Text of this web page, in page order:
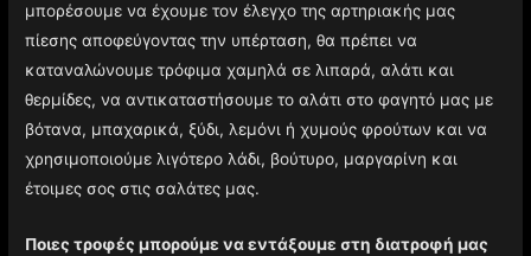
μπορέσουμε να έχουμε τον έλεγχο της αρτηριακής μας
πίεσης αποφεύγοντας την υπέρταση, θα πρέπει να
καταναλώνουμε τρόφιμα χαμηλά σε λιπαρά, αλάτι και
θερμίδες, να αντικαταστήσουμε το αλάτι στο φαγητό μας με
βότανα, μπαχαρικά, ξύδι, λεμόνι ή χυμούς φρούτων και να
χρησιμοποιούμε λιγότερο λάδι, βούτυρο, μαργαρίνη και
έτοιμες σος στις σαλάτες μας.
Ποιες τροφές μπορούμε να εντάξουμε στη διατροφή μας